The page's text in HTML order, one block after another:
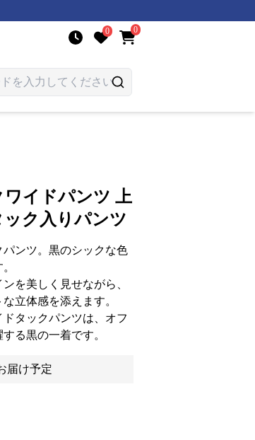
0 0
イドパンツ 上
ク入りパンツ
ンツ。黒のシックな色
を美しく見せながら、
立体感を添えます。
タックパンツは、オフ
る黒の一着です。
届け予定